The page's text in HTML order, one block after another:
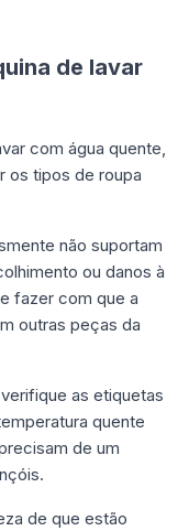
de lavar
com água quente,
os tipos de roupa
não suportam
ou danos à
fazer com que a
outras peças da
as etiquetas
quente
de um
de que estão